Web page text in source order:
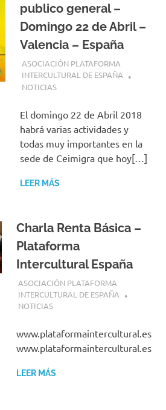
publico general –
Domingo 22 de Abril –
Valencia – España
17 ABRIL, 2018
ASOCIACIÓN PLATAFORMA
INTERCULTURAL DE ESPAÑA
NOTICIAS
El domingo 22 de Abril 2018
habrá varias actividades y
todas muy importantes en la
sede de Ceimigra que hoy[…]
LEER MÁS
Charla Renta Básica –
Plataforma
Intercultural España
17 ABRIL, 2018
ASOCIACIÓN PLATAFORMA
INTERCULTURAL DE ESPAÑA
NOTICIAS
www.plataformaintercultural.es
www.plataformaintercultural.es
LEER MÁS